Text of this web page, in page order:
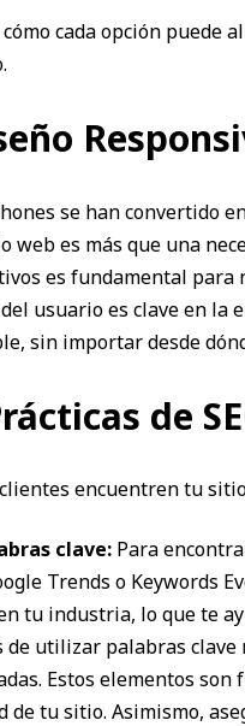
cada opción puede
se han convertido
web es más que una
es fundamental
usuario es clave en
sin importar desde
de
encuentren tu
clave: Para
Trends o Keywords
tu industria, lo que te
de utilizar palabras
Estos elementos
tu sitio. Asimismo,